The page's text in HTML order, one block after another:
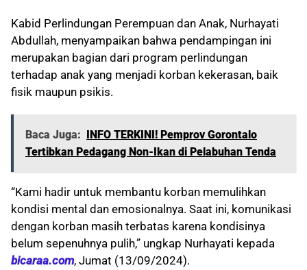
Kabid Perlindungan Perempuan dan Anak, Nurhayati
Abdullah, menyampaikan bahwa pendampingan ini
merupakan bagian dari program perlindungan
terhadap anak yang menjadi korban kekerasan, baik
fisik maupun psikis.
Baca Juga: INFO TERKINI! Pemprov Gorontalo
Tertibkan Pedagang Non-Ikan di Pelabuhan Tenda
“Kami hadir untuk membantu korban memulihkan
kondisi mental dan emosionalnya. Saat ini, komunikasi
dengan korban masih terbatas karena kondisinya
belum sepenuhnya pulih,” ungkap Nurhayati kepada
bicaraa.com, Jumat (13/09/2024).